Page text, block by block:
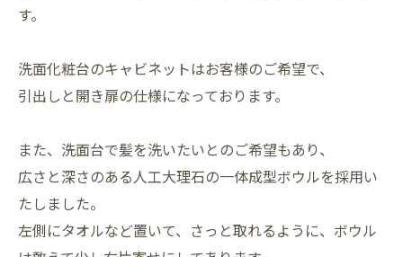
す。
洗面化粧台のキャビネットはお客様のご希望で、
引出しと開き扉の仕様になっております。
また、洗面台で髪を洗いたいとのご希望もあり、
広さと深さのある人工大理石の一体成型ボウルを採用い
たしました。
左側にタオルなど置いて、さっと取れるように、ボウル